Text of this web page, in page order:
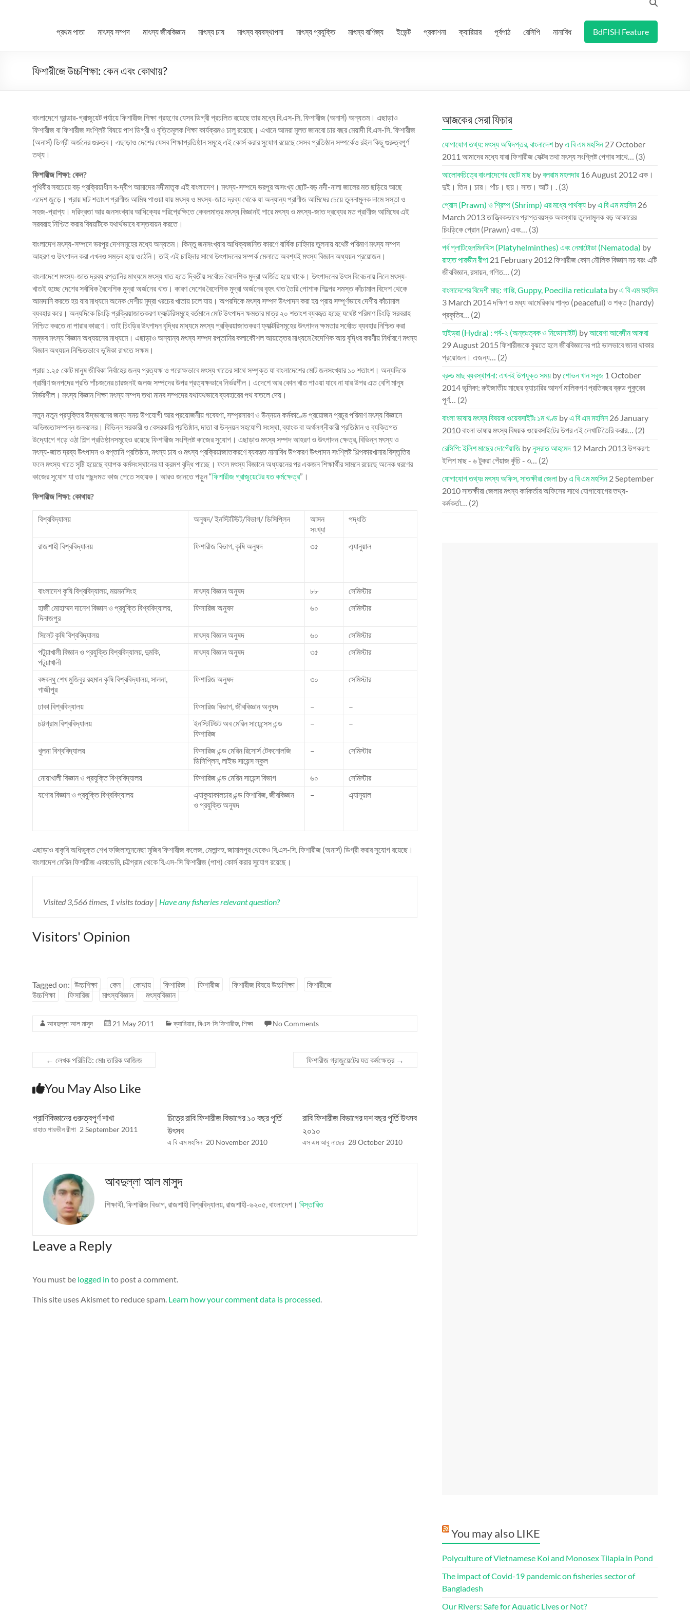
প্রথম পাতা মাৎস্য সম্পদ মাৎস্য জীববিজ্ঞান মাৎস্য চাষ মাৎস্য ব্যবস্থাপনা মাৎস্য প্রযুক্তি মাৎস্য বাণিজ্য ইভেন্ট প্রকাশনা ক্যারিয়ার পূর্বপাঠ রেসিপি নানাবিধ BdFISH Feature
ফিশারীজে উচ্চশিক্ষা: কেন এবং কোথায়?
বাংলাদেশে আন্ডার-গ্রাজুয়েট পর্যায়ে ফিশারীজ শিক্ষা গ্রহণের যেসব ডিগ্রী প্রচলিত রয়েছে তার মধ্যে বি.এস-সি. ফিশারীজ (অনার্স) অন্যতম। এছাড়াও
ফিশারীজ বা ফিশারীজ সংশ্লিষ্ট বিষয়ে পাশ ডিগ্রী ও বৃত্তিমূলক শিক্ষা কার্যক্রমও চালু রয়েছে। এখানে আমরা মূলত জানবো চার বছর মেয়াদী বি.এস-সি. ফিশারীজ
(অনার্স) ডিগ্রী অর্জনের গুরুত্ব। এছাড়াও দেশের যেসব শিক্ষাপ্রতিষ্ঠান সমূহে এই কোর্স করার সুযোগ রয়েছে সেসব প্রতিষ্ঠান সম্পর্কেও রইল কিছু গুরুত্বপূর্ণ
তথ্য।
ফিশারীজ শিক্ষা: কেন?
পৃথিবীর সবচেয়ে বড় প্রক্রিয়াধীন ব-দ্বীপ আমাদের নদীমাতৃক এই বাংলাদেশ। মৎস্য-সম্পদে ভরপুর অসংখ্য ছোট-বড় নদী-নালা জালের মত ছড়িয়ে আছে
এদেশ জুড়ে। প্রায় ষাট শতাংশ প্রাণীজ আমিষ পাওয়া যায় মৎস্য ও মৎস্য-জাত দ্রব্য থেকে যা অন্যান্য প্রাণীজ আমিষের চেয়ে তুলনামূলক দামে সস্তা ও
সহজ-প্রাপ্য। দরিদ্রতা আর জনসংখ্যার আধিক্যের পরিপ্রেক্ষিতে কেবলমাত্র মৎস্য বিজ্ঞানই পারে মৎস্য ও মৎস্য-জাত দ্রব্যের মত প্রাণীজ আমিষের এই
সরবরাহ নিশ্চিত করার বিষয়টিকে যথার্থভাবে বাস্তবায়ন করতে।
বাংলাদেশ মৎস্য-সম্পদে ভরপুর দেশসমূহের মধ্যে অন্যতম। কিন্তু জনসংখ্যার আধিক্যজনিত কারণে বার্ষিক চাহিদার তুলনায় যথেষ্ট পরিমাণ মৎস্য সম্পদ
আহরণ ও উৎপাদন করা এখনও সম্ভব হয়ে ওঠেনি। তাই এই চাহিদার সাথে উৎপাদনের সম্পর্ক মেলাতে অবশ্যই মৎস্য বিজ্ঞান অধ্যয়ন প্রয়োজন।
বাংলাদেশে মৎস্য-জাত দ্রব্য রপ্তানির মাধ্যমে মৎস্য খাত হতে দ্বিতীয় সর্বোচ্চ বৈদেশিক মুদ্রা অর্জিত হয়ে থাকে। উৎপাদনের উৎস বিবেচনায় নিলে মৎস্য-
খাতই হচ্ছে দেশের সর্বাধিক বৈদেশিক মুদ্রা অর্জনের খাত। কারণ দেশের বৈদেশিক মুদ্রা অর্জনের বৃহৎ খাত তৈরি পোশাক শিল্পের সমস্ত কাঁচামাল বিদেশ থেকে
আমদানি করতে হয় যার মাধ্যমে অনেক দেশীয় মুদ্রা খরচের খাতায় চলে যায়। অপরদিকে মৎস্য সম্পদ উৎপাদন করা হয় প্রায় সম্পূর্ণভাবে দেশীয় কাঁচামাল
ব্যবহার করে। অন্যদিকে চিংড়ি প্রক্রিয়াজাতকরণ ফ্যাক্টরিসমূহে বর্তমানে মোট উৎপাদন ক্ষমতার মাত্র ২০ শতাংশ ব্যবহৃত হচ্ছে যথেষ্ট পরিমাণ চিংড়ি সরবরাহ
নিশ্চিত করতে না পারার কারণে। তাই চিংড়ির উৎপাদন বৃদ্ধির মাধ্যমে মৎস্য প্রক্রিয়াজাতকরণ ফ্যাক্টরিসমূহের উৎপাদন ক্ষমতার সর্বোচ্চ ব্যবহার নিশ্চিত করা
সম্ভব মৎস্য বিজ্ঞান অধ্যয়নের মাধ্যমে। এছাড়াও অন্যান্য মৎস্য সম্পদ রপ্তানির কলাকৌশল আয়ত্তের মাধ্যমে বৈদেশিক আয় বৃদ্ধির করণীয় নির্ধারণে মৎস্য
বিজ্ঞান অধ্যয়ন নিশ্চিতভাবে ভূমিকা রাখতে সক্ষম।
প্রায় ১.২৫ কোট মানুষ জীবিকা নির্বাহের জন্য প্রত্যক্ষ ও পরোক্ষভাবে মৎস্য খাতের সাথে সম্পৃক্ত যা বাংলাদেশের মোট জনসংখ্যার ১০ শতাংশ। অন্যদিকে
গ্রামীণ জনপদের প্রতি পাঁচজনের চারজনই জলজ সম্পদের উপর প্রত্যক্ষভাবে নির্ভরশীল। এদেশে আর কোন খাত পাওয়া যাবে না যার উপর এত বেশি মানুষ
নির্ভরশীল। মৎস্য বিজ্ঞান শিক্ষা মৎস্য সম্পদ তথা মানব সম্পদের যথাযথভাবে ব্যবহারের পথ বাতলে দেয়।
নতুন নতুন প্রযুক্তির উদ্ভাবনের জন্য সময় উপযোগী আর প্রয়োজনীয় গবেষণা, সম্প্রসারণ ও উন্নয়ন কর্মকাণ্ডে প্রয়োজন প্রচুর পরিমাণ মৎস্য বিজ্ঞানে
অভিজ্ঞতাসম্পন্ন জনবলের। বিভিন্ন সরকারী ও বেসরকারি প্রতিষ্ঠান, দাতা বা উন্নয়ন সহযোগী সংস্থা, ব্যাংক বা অর্থলগ্নীকারী প্রতিষ্ঠান ও ব্যক্তিগত
উদ্যোগে গড়ে ওঠা শিল্প প্রতিষ্ঠানসমূহেও রয়েছে ফিশারীজ সংশ্লিষ্ট কাজের সুযোগ। এছাড়াও মৎস্য সম্পদ আহরণ ও উৎপাদন ক্ষেত্র, বিভিন্ন মৎস্য ও
মৎস্য-জাত দ্রব্য উৎপাদন ও রপ্তানি প্রতিষ্ঠান, মৎস্য চাষ ও মৎস্য প্রক্রিয়াজাতকরণে ব্যবহৃত নানাবিধ উপকরণ উৎপাদন সংশ্লিষ্ট শিল্পকারখানার বিস্তৃতির
ফলে মৎস্য খাতে সৃষ্টি হয়েছে ব্যাপক কর্মসংস্থানের যা ক্রমশ বৃদ্ধি পাচ্ছে। ফলে মৎস্য বিজ্ঞানে অধ্যয়নের পর একজন শিক্ষার্থীর সামনে রয়েছে অনেক ধরণের
কাজের সুযোগ যা তার পছন্দমত কাজ পেতে সহায়ক। আরও জানতে পড়ুন “ফিশারীজ গ্রাজুয়েটের যত কর্মক্ষেত্র”।
ফিশারীজ শিক্ষা: কোথায়?
বিশ্ববিদ্যালয় অনুষদ/ ইনস্টিটিউট/বিভাগ/ ডিসিপ্লিন
আসন
সংখ্যা
পদ্ধতি
রাজশাহী বিশ্ববিদ্যালয় ফিশারীজ বিভাগ, কৃষি অনুষদ ৩৫ এ্যানুয়াল
বাংলাদেশ কৃষি বিশ্ববিদ্যালয়, ময়মনসিংহ মাৎস্য বিজ্ঞান অনুষদ ৮৮
সেমিস্টার
হাজী মোহাম্মদ দানেশ বিজ্ঞান ও প্রযুক্তি বিশ্ববিদ্যালয়,
দিনাজপুর
ফিসারিজ অনুষদ ৬০ সেমিস্টার
সিলেট কৃষি বিশ্ববিদ্যালয় মাৎস্য বিজ্ঞান অনুষদ ৬০
সেমিস্টার
পটুয়াখালী বিজ্ঞান ও প্রযুক্তি বিশ্ববিদ্যালয়, দুমকি,
পটুয়াখালী
মাৎস্য বিজ্ঞান অনুষদ ৩৫ সেমিস্টার
বঙ্গবন্ধু শেখ মুজিবুর রহমান কৃষি বিশ্ববিদ্যালয়, সালনা,
গাজীপুর
ফিশারিজ অনুষদ ৩০ সেমিস্টার
ঢাকা বিশ্ববিদ্যালয় ফিসারিজ বিভাগ, জীববিজ্ঞান অনুষদ –
–
চট্টগ্রাম বিশ্ববিদ্যালয়
ইনস্টিটিউট অব মেরিন সায়েন্সেস এন্ড
ফিশারিজ
– –
খুলনা বিশ্ববিদ্যালয়
ফিসারিজ এন্ড মেরিন রিসোর্স টেকনোলজি
ডিসিপ্লিন, লাইভ সায়েন্স স্কুল
– সেমিস্টার
নোয়াখালী বিজ্ঞান ও প্রযুক্তি বিশ্ববিদ্যালয় ফিশারিজ এন্ড মেরিন সায়েন্স বিভাগ ৬০
সেমিস্টার
যশোর বিজ্ঞান ও প্রযুক্তি বিশ্ববিদ্যালয়
এ্যাকুয়াকালচার এন্ড ফিশারিজ, জীববিজ্ঞান
ও প্রযুক্তি অনুষদ
– এ্যানুয়াল
এছাড়াও বাকৃবি অধিভুক্ত শেখ ফজিলাতুননেছা মুজিব ফিশারীজ কলেজ, মেলান্দহ, জামালপুর থেকেও বি.এস-সি. ফিশারীজ (অনার্স) ডিগ্রী করার সুযোগ রয়েছে।
বাংলাদেশ মেরিন ফিশারীজ একাডেমি, চট্টগ্রাম থেকে বি.এস-সি ফিশারীজ (পাশ) কোর্স করার সুযোগ রয়েছে।
Visited 3,566 times, 1 visits today | Have any fisheries relevant question?
Visitors' Opinion
Tagged on: উচ্চশিক্ষা কেন কোথায় ফিশারিজ ফিশারীজ ফিশারীজ বিষয়ে উচ্চশিক্ষা
ফিশারীজে
উচ্চশিক্ষা
ফিসারিজ মাৎস্যবিজ্ঞান মৎস্যবিজ্ঞান
আবদুল্লা আল মাসুদ 21 May 2011 ক্যারিয়ার, বিএস-সি ফিশারীজ, শিক্ষা No Comments
← লেখক পরিচিতি: মোঃ তারিক আজিজ ফিশারীজ গ্রাজুয়েটের যত কর্মক্ষেত্র →
You May Also Like
প্রাণিবিজ্ঞানের গুরুত্বপূর্ণ শাখা
রাহাত পারভীন রীপা 2 September 2011
চিত্রে রাবি ফিশারীজ বিভাগের ১০ বছর পূর্তি
উৎসব
এ বি এম মহসিন 20 November 2010
রাবি ফিশারীজ বিভাগের দশ বছর পূর্তি উৎসব
২০১০
এস এম আবু নাছের 28 October 2010
আবদুল্লা আল মাসুদ
শিক্ষার্থী, ফিশারীজ বিভাগ, রাজশাহী বিশ্ববিদ্যালয়, রাজশাহী-৬২০৫, বাংলাদেশ। বিস্তারিত
Leave a Reply
You must be logged in to post a comment.
This site uses Akismet to reduce spam. Learn how your comment data is processed.
আজকের সেরা ফিচার
যোগাযোগ তথ্য: মৎস্য অধিদপ্তর, বাংলাদেশbyএ বি এম মহসিন 27 October
2011 আমাদের মধ্যে যারা ফিশারীজ সেক্টর তথা মৎস্য সংশ্লিষ্ট পেশার সাথে… (3)
আলোকচিত্রে বাংলাদেশের ছোট মাছbyবলরাম মহলদার 16 August 2012এক।
দুই। তিন। চার। পাঁচ। ছয়। সাত। আট। . (3)
প্রোন (Prawn) ও শ্রিম্প (Shrimp) এর মধ্যে পার্থক্য byএ বি এম মহসিন 26
March 2013তাত্ত্বিকভাবে প্রাপ্তবয়স্ক অবস্থায় তুলনামূলক বড় আকারের
চিংড়িকে প্রোন (Prawn) এবং… (3)
পর্ব প্লাটিহেলমিনথিস (Platyhelminthes) এবং নেমাটোডা (Nematoda) by
রাহাত পারভীন রীপা 21 February 2012ফিশারীজ কোন মৌলিক বিজ্ঞান নয় বরং এটি
জীববিজ্ঞান, রসায়ন, গণিত… (2)
বাংলাদেশের বিদেশী মাছ: গাপ্পি, Guppy, Poecilia reticulata byএ বি এম মহসিন
3 March 2014দক্ষিণ ও মধ্য আমেরিকার শান্ত (peaceful) ও শক্ত (hardy)
প্রকৃতির… (2)
হাইড্রা (Hydra) : পর্ব-২ (অন্তঃত্বক ও নিডোসাইট) byআয়েশা আবেদীন আফরা
29 August 2015 ফিশারীজকে বুঝতে হলে জীববিজ্ঞানের পাঠ ভালভাবে জানা থাকার
প্রয়োজন। এজন্য… (2)
ব্রুড মাছ ব্যবস্থাপনা: এখনই উপযুক্ত সময় byশোভন খান সবুজ 1 October
2014ভূমিকা: রুইজাতীয় মাছের হ্যাচারির আদর্শ মালিকগণ প্রতিবছর ব্রুড পুকুরের
পূর্ণ… (2)
বাংলা ভাষায় মৎস্য বিষয়ক ওয়েবসাইটঃ ১ম খণ্ড byএ বি এম মহসিন 26 January
2010বাংলা ভাষায় মৎস্য বিষয়ক ওয়েবসাইটের উপর এই লেখাটি তৈরি করার… (2)
রেসিপি: ইলিশ মাছের দোপেঁয়াজি byনুসরাত আহমেদ 12 March 2013উপকরণ:
ইলিশ মাছ - ৬ টুকরা পেঁয়াজ কুঁচি - ৩… (2)
যোগাযোগ তথ্যঃ মৎস্য অফিস, সাতক্ষীরা জেলা byএ বি এম মহসিন 2 September
2010সাতক্ষীরা জেলার মৎস্য কর্মকর্তার অফিসের সাথে যোগাযোগের তথ্য-
কর্মকর্তা… (2)
You may also LIKE
Polyculture of Vietnamese Koi and Monosex Tilapia in Pond
The impact of Covid-19 pandemic on fisheries sector of
Bangladesh
Our Rivers: Safe for Aquatic Lives or Not?